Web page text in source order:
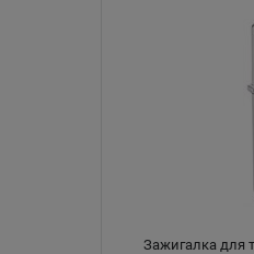
Зажигалка для